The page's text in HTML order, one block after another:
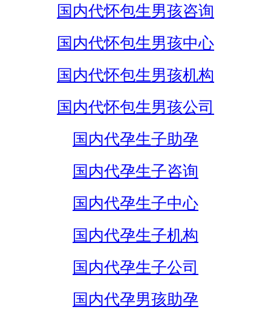
国内代怀包生男孩咨询
国内代怀包生男孩中心
国内代怀包生男孩机构
国内代怀包生男孩公司
国内代孕生子助孕
国内代孕生子咨询
国内代孕生子中心
国内代孕生子机构
国内代孕生子公司
国内代孕男孩助孕